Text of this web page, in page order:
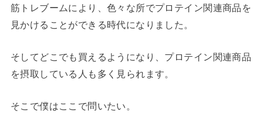
筋トレブームにより、色々な所でプロテイン関連商品を
見かけることができる時代になりました。
そしてどこでも買えるようになり、プロテイン関連商品
を摂取している人も多く見られます。
そこで僕はここで問いたい。